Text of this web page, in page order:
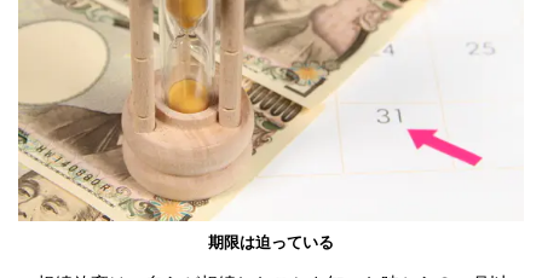
期限は迫っている